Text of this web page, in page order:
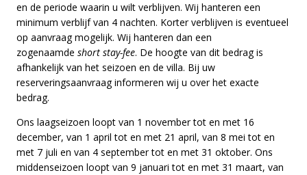
en de periode waarin u wilt verblijven. Wij hanteren een
minimum verblijf van 4 nachten. Korter verblijven is eventueel
op aanvraag mogelijk. Wij hanteren dan een
zogenaamde short stay-fee. De hoogte van dit bedrag is
afhankelijk van het seizoen en de villa. Bij uw
reserveringsaanvraag informeren wij u over het exacte
bedrag.
Ons laagseizoen loopt van 1 november tot en met 16
december, van 1 april tot en met 21 april, van 8 mei tot en
met 7 juli en van 4 september tot en met 31 oktober. Ons
middenseizoen loopt van 9 januari tot en met 31 maart, van